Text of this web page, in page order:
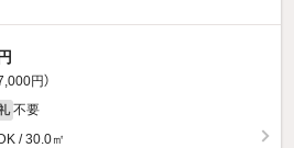
円）
不要
/ 30.0㎡